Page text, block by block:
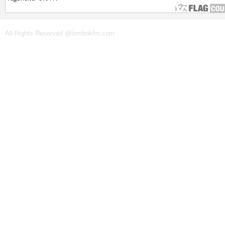
All Rights Reserved @lombokfm.com